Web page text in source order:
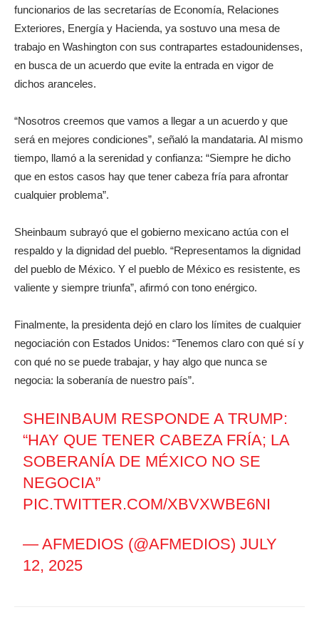
funcionarios de las secretarías de Economía, Relaciones
Exteriores, Energía y Hacienda, ya sostuvo una mesa de
trabajo en Washington con sus contrapartes estadounidenses,
en busca de un acuerdo que evite la entrada en vigor de
dichos aranceles.
“Nosotros creemos que vamos a llegar a un acuerdo y que
será en mejores condiciones”, señaló la mandataria. Al mismo
tiempo, llamó a la serenidad y confianza: “Siempre he dicho
que en estos casos hay que tener cabeza fría para afrontar
cualquier problema”.
Sheinbaum subrayó que el gobierno mexicano actúa con el
respaldo y la dignidad del pueblo. “Representamos la dignidad
del pueblo de México. Y el pueblo de México es resistente, es
valiente y siempre triunfa”, afirmó con tono enérgico.
Finalmente, la presidenta dejó en claro los límites de cualquier
negociación con Estados Unidos: “Tenemos claro con qué sí y
con qué no se puede trabajar, y hay algo que nunca se
negocia: la soberanía de nuestro país”.
SHEINBAUM RESPONDE A TRUMP:
“HAY QUE TENER CABEZA FRÍA; LA
SOBERANÍA DE MÉXICO NO SE
NEGOCIA”
PIC.TWITTER.COM/XBVXWBE6NI
— AFMEDIOS (@AFMEDIOS)JULY
12, 2025